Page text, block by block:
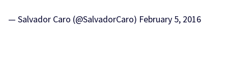
— Salvador Caro (@SalvadorCaro) February 5, 2016